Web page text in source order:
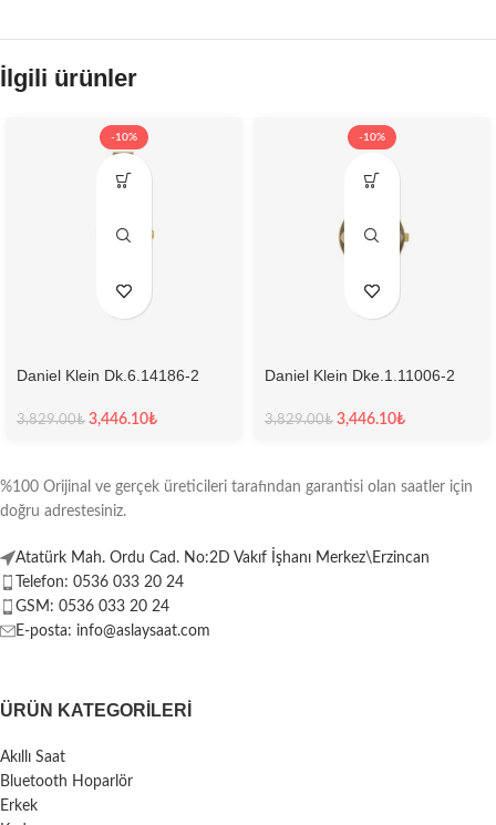
İlgili ürünler
-10%
Daniel Klein Dk.6.14186-2
3,829.00₺ 3,446.10₺
-10%
Daniel Klein Dke.1.11006-2
3,829.00₺ 3,446.10₺
%100 Orijinal ve gerçek üreticileri tarafından garantisi olan saatler için
doğru adrestesiniz.
Atatürk Mah. Ordu Cad. No:2D Vakıf İşhanı Merkez\Erzincan
Telefon: 0536 033 20 24
GSM: 0536 033 20 24
E-posta: info@aslaysaat.com
ÜRÜN KATEGORILERI
Akıllı Saat
Bluetooth Hoparlör
Erkek